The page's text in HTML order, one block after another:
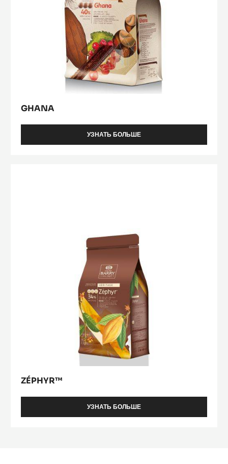
GHANA
УЗНАТЬ БОЛЬШЕ
-
ZÉPHYR™
УЗНАТЬ БОЛЬШЕ
-